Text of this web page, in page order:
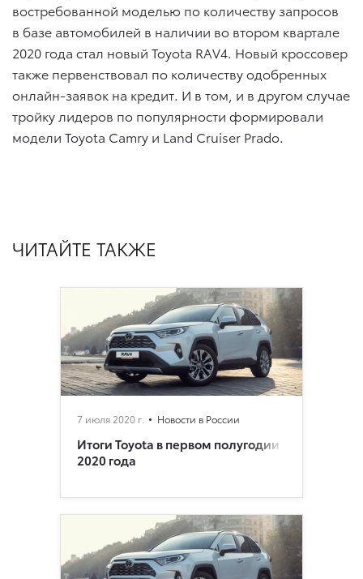
востребованной моделью по количеству запросов
в базе автомобилей в наличии во втором квартале
2020 года стал новый Toyota RAV4. Новый кроссовер
также первенствовал по количеству одобренных
онлайн-заявок на кредит. И в том, и в другом случае
тройку лидеров по популярности формировали
модели Toyota Camry и Land Cruiser Prado.
ЧИТАЙТЕ ТАКЖЕ
7 июля 2020 г. Новости в России
Итоги Toyota в первом полугодии
2020 года